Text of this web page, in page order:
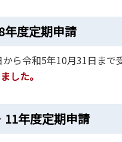
年度定期申請
ら令和5年10月31日まで
した。
11年度定期申請